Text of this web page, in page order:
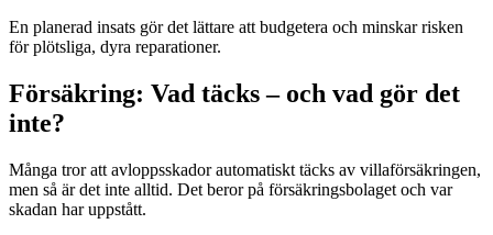
En planerad insats gör det lättare att budgetera och minskar risken
för plötsliga, dyra reparationer.
Försäkring: Vad täcks – och vad gör det
inte?
Många tror att avloppsskador automatiskt täcks av villaförsäkringen,
men så är det inte alltid. Det beror på försäkringsbolaget och var
skadan har uppstått.